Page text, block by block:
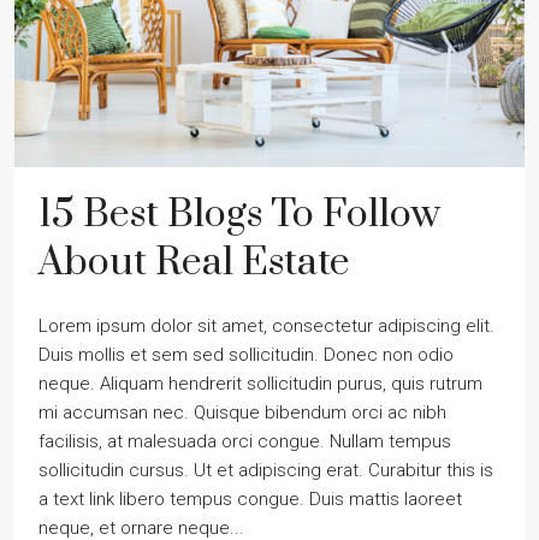
15 Best Blogs To Follow
About Real Estate
Lorem ipsum dolor sit amet, consectetur adipiscing elit.
Duis mollis et sem sed sollicitudin. Donec non odio
neque. Aliquam hendrerit sollicitudin purus, quis rutrum
mi accumsan nec. Quisque bibendum orci ac nibh
facilisis, at malesuada orci congue. Nullam tempus
sollicitudin cursus. Ut et adipiscing erat. Curabitur this is
a text link libero tempus congue. Duis mattis laoreet
neque, et ornare neque...